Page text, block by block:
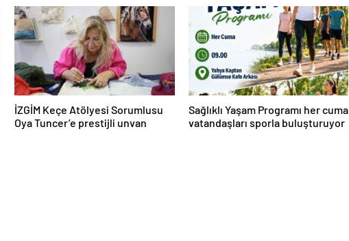
İZGİM Keçe Atölyesi Sorumlusu
Oya Tuncer’e prestijli unvan
Sağlıklı Yaşam Programı her cuma
vatandaşları sporla buluşturuyor